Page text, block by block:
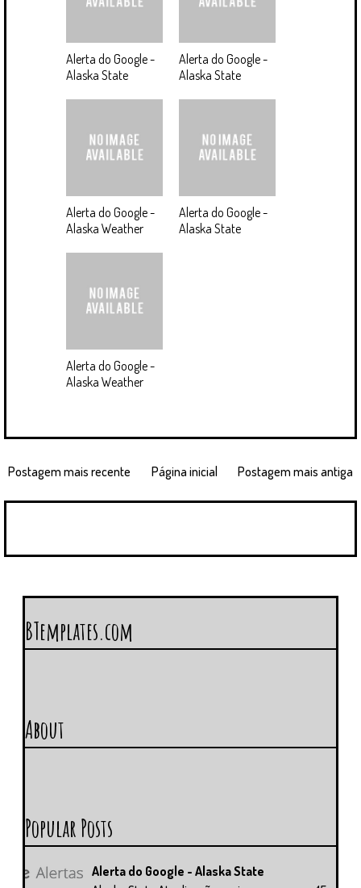
Alerta do Google -
Alaska State
Alerta do Google -
Alaska State
Alerta do Google -
Alaska Weather
Alerta do Google -
Alaska State
Alerta do Google -
Alaska Weather
Postagem mais recente Postagem mais antiga
Página inicial
BTemplates.com
About
Popular Posts
Alerta do Google - Alaska State